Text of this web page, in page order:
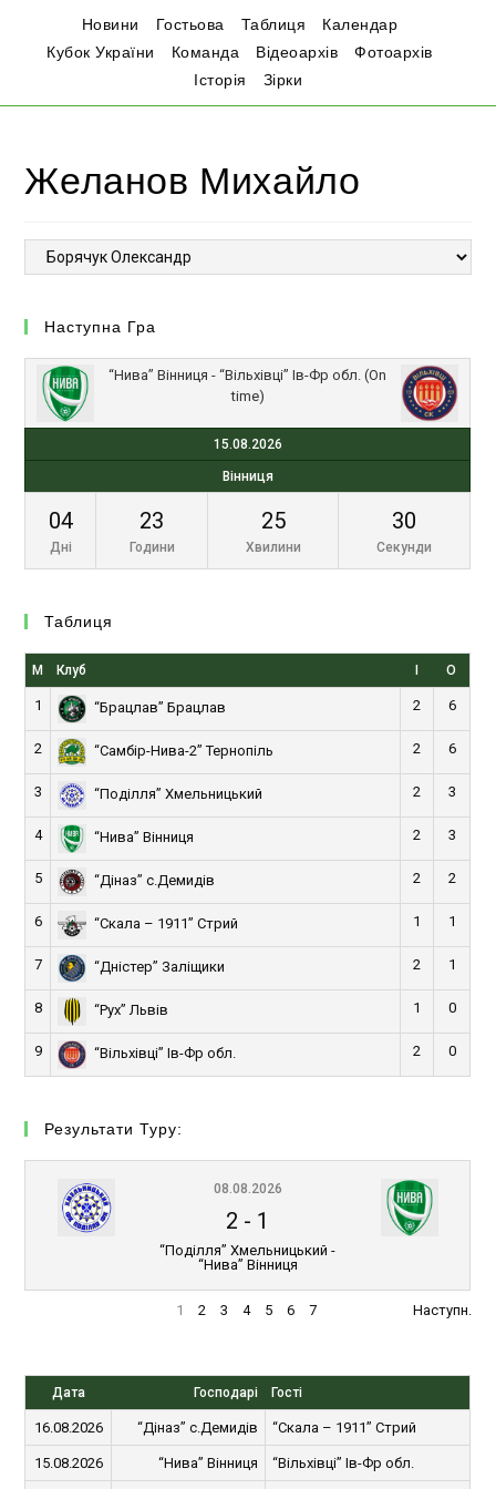
Новини Гостьова Таблиця
Календар
Кубок України
Команда Відеоархів
Фотоархів
Історія
Зірки
Желанов Михайло
Наступна Гра
“Нива” Вінниця - “Вільхівці” Ів-Фр обл. (On
time)
15.08.2026
Вінниця
04
Дні
23
Години
25
Хвилини
30
Секунди
Таблиця
М Клуб І О
1 “Брацлав” Брацлав 2 6
2 “Самбір-Нива-2” Тернопіль 2 6
3 “Поділля” Хмельницький 2 3
4 “Нива” Вінниця 2 3
5 “Діназ” с.Демидів 2 2
6 “Скала – 1911” Стрий 1 1
7 “Дністер” Заліщики 2 1
8 “Рух” Львів 1 0
9 “Вільхівці” Ів-Фр обл. 2 0
Результати Туру:
08.08.2026
2 - 1
“Поділля” Хмельницький -
“Нива” Вінниця
1 2 3 4 5 6 7 Наступн.
Дата Господарі Гості
16.08.2026 “Діназ” с.Демидів “Скала – 1911” Стрий
15.08.2026 “Нива” Вінниця “Вільхівці” Ів-Фр обл.